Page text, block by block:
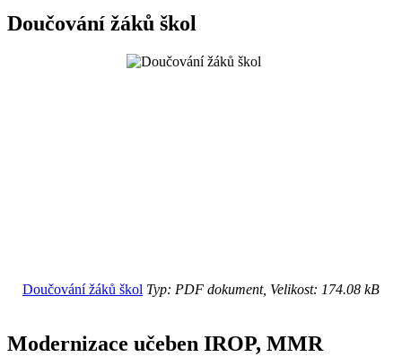
Doučování žáků škol
Doučování žáků škol Typ: PDF dokument, Velikost: 174.08 kB
Modernizace učeben IROP, MMR